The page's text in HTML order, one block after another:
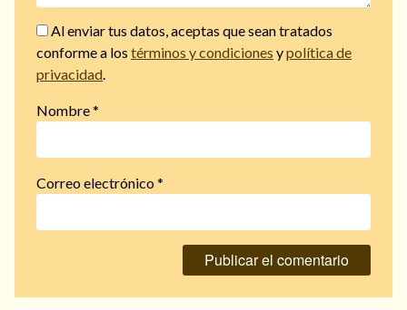
Al enviar tus datos, aceptas que sean tratados
conforme a los términos y condiciones ypolítica de
privacidad.
Nombre*
Correo electrónico*